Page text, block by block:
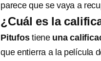
parece que se vaya a
¿Cuál es la
Pitufostiene una
que entierra a la película